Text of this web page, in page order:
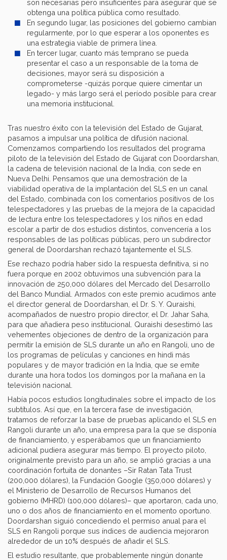
son necesarias pero insuficientes para asegurar que se
obtenga una política pública como resultado.
En segundo lugar, las posiciones del gobierno cambian
regularmente, por lo que esperar a los oponentes es
una estrategia viable de primera línea.
En tercer lugar, cuanto más temprano se pueda
presentar el caso a un responsable de la toma de
decisiones, mayor será su disposición a
comprometerse -quizás porque quiere cimentar un
legado- y más largo será el período posible para crear
una memoria institucional.
Tras nuestro éxito con la televisión del Estado de Gujarat,
pasamos a impulsar una política de difusión nacional.
Comenzamos compartiendo los resultados del programa
piloto de la televisión del Estado de Gujarat con Doordarshan,
la cadena de televisión nacional de la India, con sede en
Nueva Delhi. Pensamos que una demostración de la
viabilidad operativa de la implantación del SLS en un canal
del Estado, combinada con los comentarios positivos de los
telespectadores y las pruebas de la mejora de la capacidad
de lectura entre los telespectadores y los niños en edad
escolar a partir de dos estudios distintos, convencería a los
responsables de las políticas públicas, pero un subdirector
general de Doordarshan rechazó tajantemente el SLS.
Ese rechazo podría haber sido la respuesta definitiva, si no
fuera porque en 2002 obtuvimos una subvención para la
innovación de 250,000 dólares del Mercado del Desarrollo
del Banco Mundial. Armados con este premio acudimos ante
el director general de Doordarshan, el Dr. S. Y. Quraishi,
acompañados de nuestro propio director, el Dr. Jahar Saha,
para que añadiera peso institucional. Quraishi desestimó las
vehementes objeciones de dentro de la organización para
permitir la emisión de SLS durante un año en Rangoli, uno de
los programas de películas y canciones en hindi más
populares y de mayor tradición en la India, que se emite
durante una hora todos los domingos por la mañana en la
televisión nacional.
Había pocos estudios longitudinales sobre el impacto de los
subtítulos. Así que, en la tercera fase de investigación,
tratamos de reforzar la base de pruebas aplicando el SLS en
Rangoli durante un año, una empresa para la que se disponía
de financiamiento, y esperábamos que un financiamiento
adicional pudiera asegurar más tiempo. El proyecto piloto,
originalmente previsto para un año, se amplió gracias a una
coordinación fortuita de donantes –Sir Ratan Tata Trust
(200,000 dólares), la Fundación Google (350,000 dólares) y
el Ministerio de Desarrollo de Recursos Humanos del
gobierno (MHRD) (100,000 dólares)– que aportaron, cada uno,
uno o dos años de financiamiento en el momento oportuno.
Doordarshan siguió concediendo el permiso anual para el
SLS en Rangoli porque sus índices de audiencia mejoraron
alrededor de un 10% después de añadir el SLS.
El estudio resultante, que probablemente ningún donante